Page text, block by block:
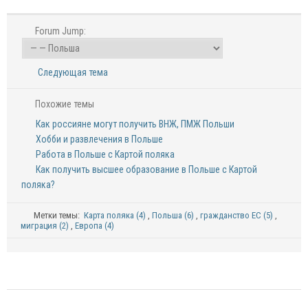
Forum Jump:
Следующая тема
Похожие темы
Как россияне могут получить ВНЖ, ПМЖ Польши
Хобби и развлечения в Польше
Работа в Польше с Картой поляка
Как получить высшее образование в Польше с Картой
поляка?
Метки темы: Карта поляка (4), Польша (6), гражданство ЕС (5),
миграция (2) , Европа (4)